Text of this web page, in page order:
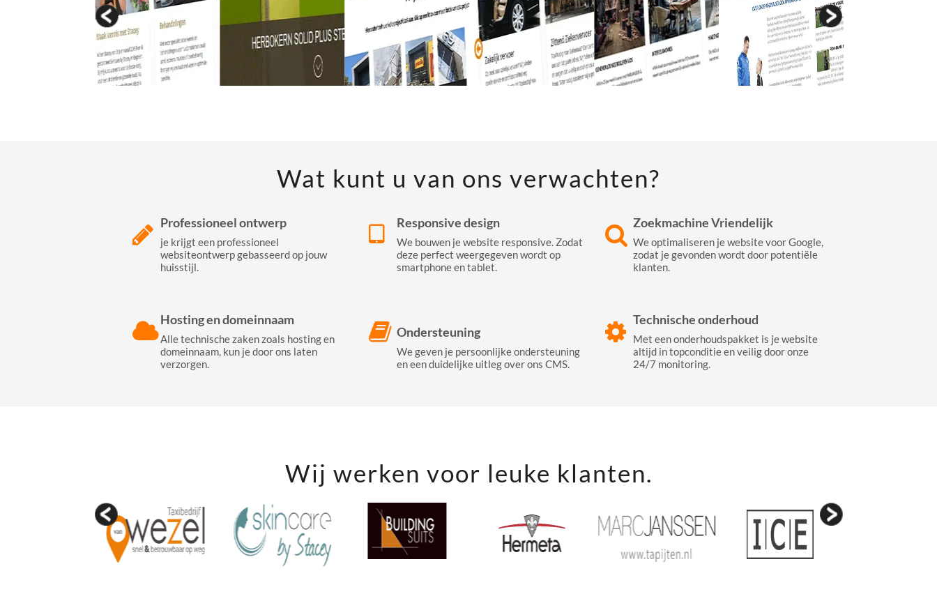
Wat kunt u van ons verwachten?
Professioneel ontwerp
je krijgt een professioneel
websiteontwerp gebasseerd op jouw
huisstijl.
Responsive design
We bouwen je website responsive. Zodat
deze perfect weergegeven wordt op
smartphone en tablet.
Zoekmachine Vriendelijk
We optimaliseren je website voor Google,
zodat je gevonden wordt door potentiële
klanten.
Hosting en domeinnaam
Alle technische zaken zoals hosting en
domeinnaam, kun je door ons laten
verzorgen.
Ondersteuning
We geven je persoonlijke ondersteuning
en een duidelijke uitleg over ons CMS.
Technische onderhoud
Met een onderhoudspakket is je website
altijd in topconditie en veilig door onze
24/7 monitoring.
Wij werken voor leuke klanten.